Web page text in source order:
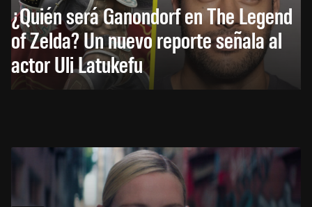
¿Quién será Ganondorf en The Legend
of Zelda? Un nuevo reporte señala al
actor Uli Latukefu